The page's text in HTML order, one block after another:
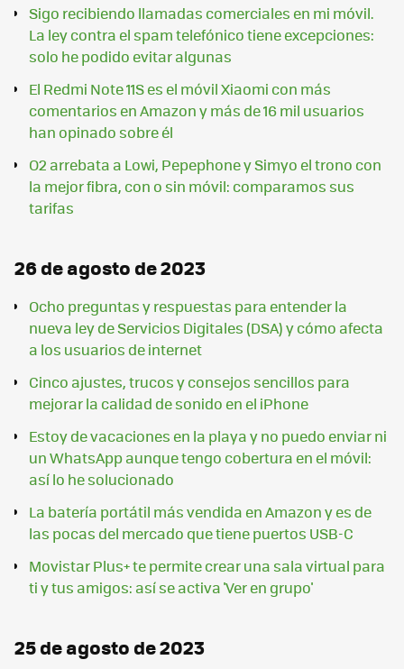
Sigo recibiendo llamadas comerciales en mi móvil.
La ley contra el spam telefónico tiene excepciones:
solo he podido evitar algunas
El Redmi Note 11S es el móvil Xiaomi con más
comentarios en Amazon y más de 16 mil usuarios
han opinado sobre él
O2 arrebata a Lowi, Pepephone y Simyo el trono con
la mejor fibra, con o sin móvil: comparamos sus
tarifas
26 de agosto de 2023
Ocho preguntas y respuestas para entender la
nueva ley de Servicios Digitales (DSA) y cómo afecta
a los usuarios de internet
Cinco ajustes, trucos y consejos sencillos para
mejorar la calidad de sonido en el iPhone
Estoy de vacaciones en la playa y no puedo enviar ni
un WhatsApp aunque tengo cobertura en el móvil:
así lo he solucionado
La batería portátil más vendida en Amazon y es de
las pocas del mercado que tiene puertos USB-C
Movistar Plus+ te permite crear una sala virtual para
ti y tus amigos: así se activa 'Ver en grupo'
25 de agosto de 2023